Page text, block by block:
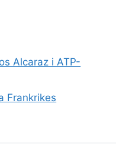
Alcaraz i ATP-
Frankrikes